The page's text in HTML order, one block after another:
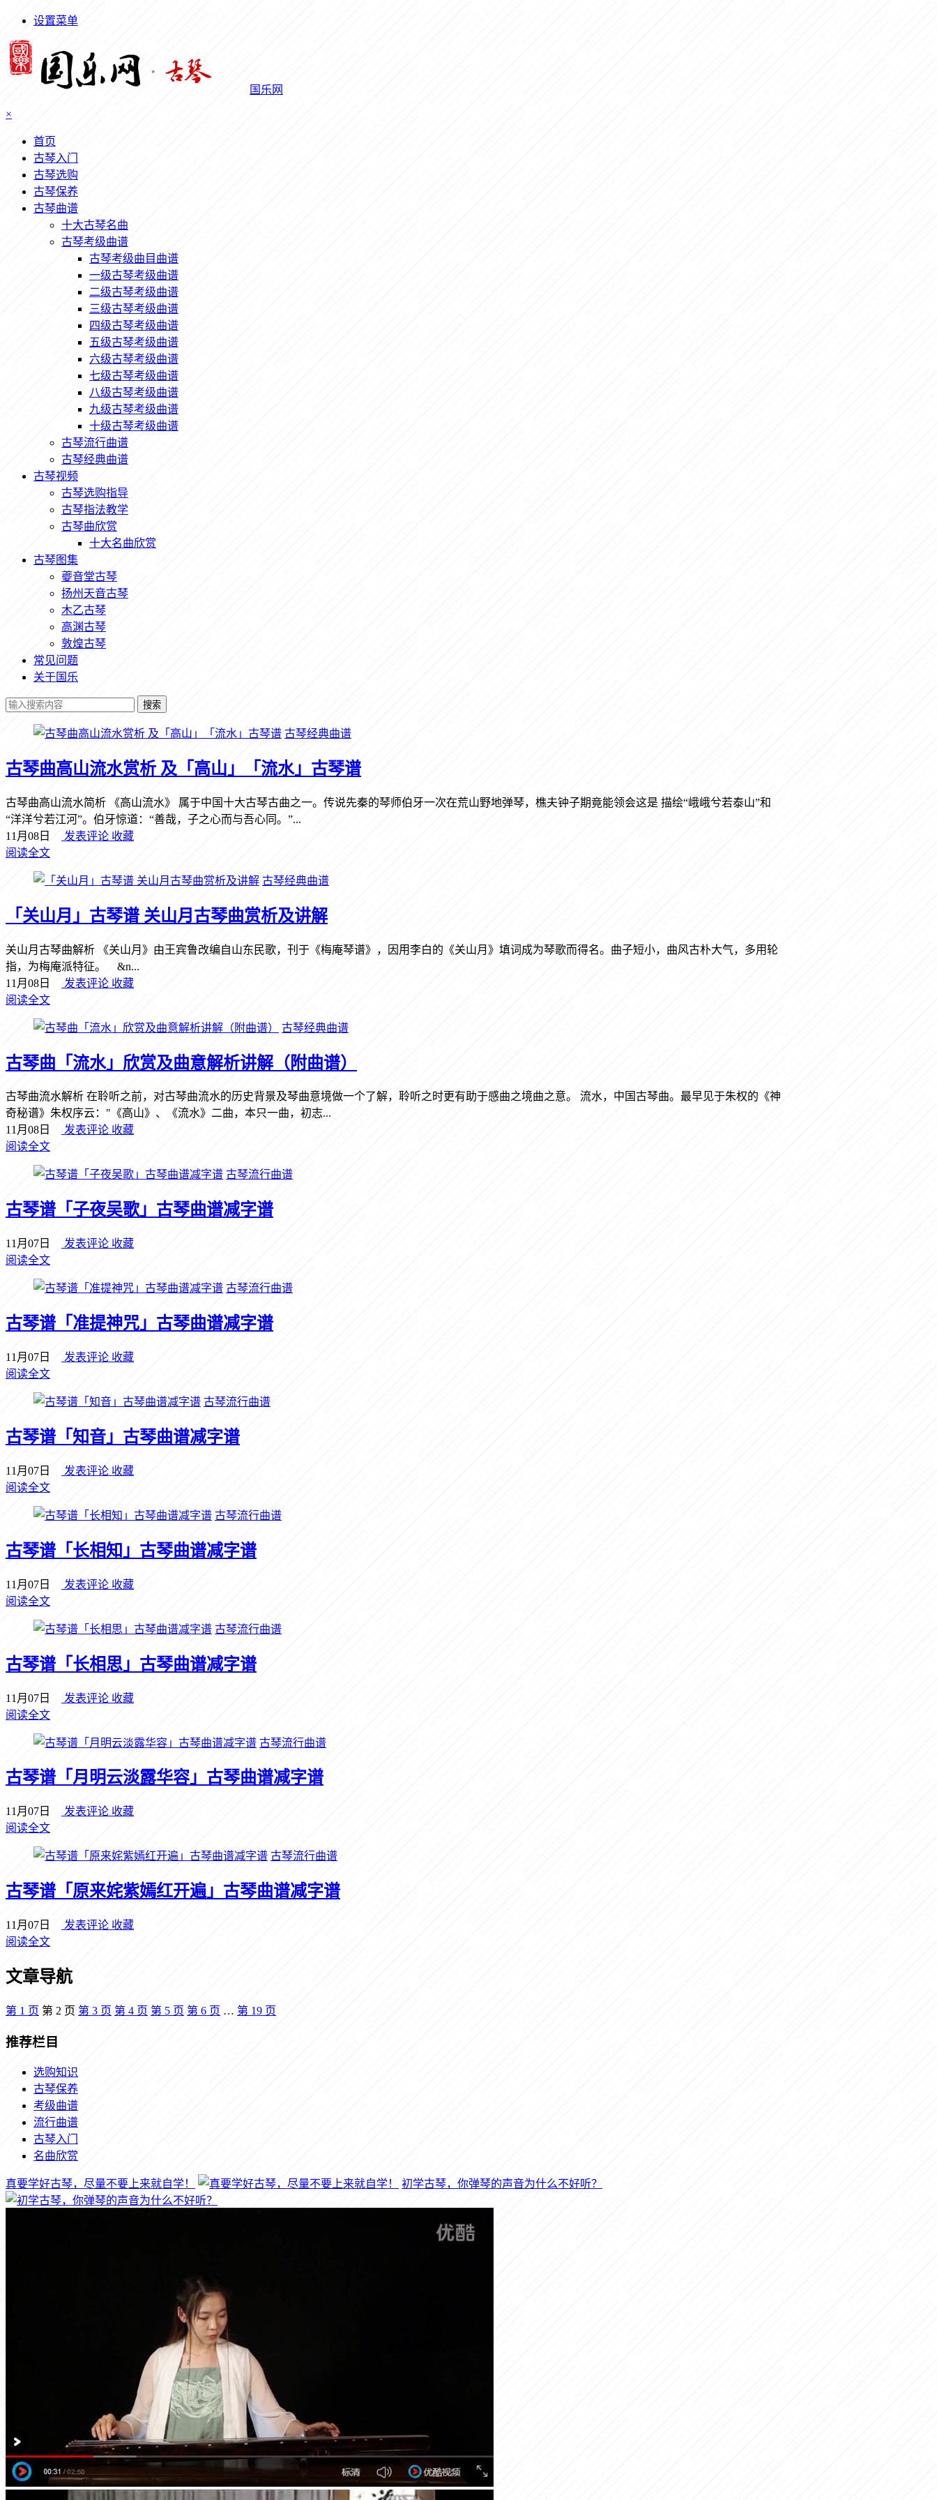
设置菜单
国乐网
×
首页
古琴入门
古琴选购
古琴保养
古琴曲谱
十大古琴名曲
古琴考级曲谱
古琴考级曲目曲谱
一级古琴考级曲谱
二级古琴考级曲谱
三级古琴考级曲谱
四级古琴考级曲谱
五级古琴考级曲谱
六级古琴考级曲谱
七级古琴考级曲谱
八级古琴考级曲谱
九级古琴考级曲谱
十级古琴考级曲谱
古琴流行曲谱
古琴经典曲谱
古琴视频
古琴选购指导
古琴指法教学
古琴曲欣赏
十大名曲欣赏
古琴图集
夔音堂古琴
扬州天音古琴
木乙古琴
高渊古琴
敦煌古琴
常见问题
关于国乐
搜索
古琴经典曲谱
古琴曲高山流水赏析 及「高山」「流水」古琴谱
古琴曲高山流水简析 《高山流水》 属于中国十大古琴古曲之一。传说先秦的琴师伯牙一次在荒山野地弹琴，樵夫钟子期竟能领会这是 描绘“峨峨兮若泰山”和
“洋洋兮若江河”。伯牙惊道：“善哉，子之心而与吾心同。”...
11月08日
发表评论 收藏
阅读全文
古琴经典曲谱
「关山月」古琴谱 关山月古琴曲赏析及讲解
关山月古琴曲解析 《关山月》由王宾鲁改编自山东民歌，刊于《梅庵琴谱》，因用李白的《关山月》填词成为琴歌而得名。曲子短小，曲风古朴大气，多用轮
指，为梅庵派特征。 &n...
11月08日
发表评论 收藏
阅读全文
古琴经典曲谱
古琴曲「流水」欣赏及曲意解析讲解（附曲谱）
古琴曲流水解析 在聆听之前，对古琴曲流水的历史背景及琴曲意境做一个了解，聆听之时更有助于感曲之境曲之意。 流水，中国古琴曲。最早见于朱权的《神
奇秘谱》朱权序云："《高山》、《流水》二曲，本只一曲，初志...
11月08日
发表评论 收藏
阅读全文
古琴流行曲谱
古琴谱「子夜吴歌」古琴曲谱减字谱
11月07日 发表评论 收藏
阅读全文
古琴流行曲谱
古琴谱「准提神咒」古琴曲谱减字谱
11月07日 发表评论 收藏
阅读全文
古琴流行曲谱
古琴谱「知音」古琴曲谱减字谱
11月07日 发表评论 收藏
阅读全文
古琴流行曲谱
古琴谱「长相知」古琴曲谱减字谱
11月07日 发表评论 收藏
阅读全文
古琴流行曲谱
古琴谱「长相思」古琴曲谱减字谱
11月07日 发表评论 收藏
阅读全文
古琴流行曲谱
古琴谱「月明云淡露华容」古琴曲谱减字谱
11月07日 发表评论 收藏
阅读全文
古琴流行曲谱
古琴谱「原来姹紫嫣红开遍」古琴曲谱减字谱
11月07日 发表评论 收藏
阅读全文
文章导航
第 1 页 第 2 页 第 3 页 第 4 页 第 5 页 第 6 页 … 第 19 页
推荐栏目
选购知识
古琴保养
考级曲谱
流行曲谱
古琴入门
名曲欣赏
真要学好古琴，尽量不要上来就自学！ 初学古琴，你弹琴的声音为什么不好听？